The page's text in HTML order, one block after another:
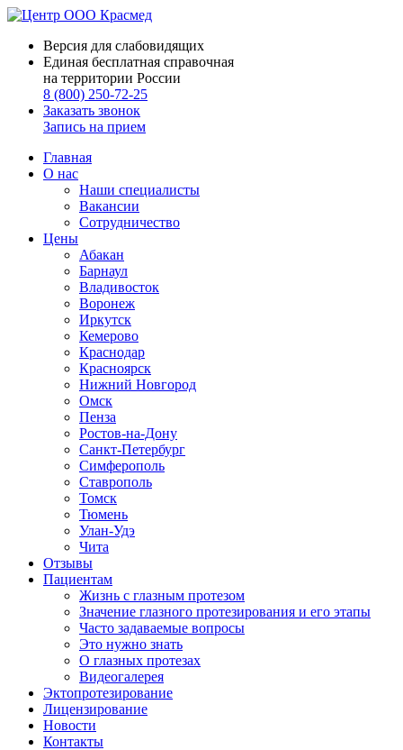
Версия для слабовидящих
Единая бесплатная справочная
на территории России
8 (800) 250-72-25
Заказать звонок
Запись на прием
Главная
О нас
Наши специалисты
Вакансии
Сотрудничество
Цены
Абакан
Барнаул
Владивосток
Воронеж
Иркутск
Кемерово
Краснодар
Красноярск
Нижний Новгород
Омск
Пенза
Ростов-на-Дону
Санкт-Петербург
Симферополь
Ставрополь
Томск
Тюмень
Улан-Удэ
Чита
Отзывы
Пациентам
Жизнь с глазным протезом
Значение глазного протезирования и его этапы
Часто задаваемые вопросы
Это нужно знать
О глазных протезах
Видеогалерея
Эктопротезирование
Лицензирование
Новости
Контакты